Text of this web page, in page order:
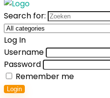
Search for:
Log In
Username
Password
Remember me
Login